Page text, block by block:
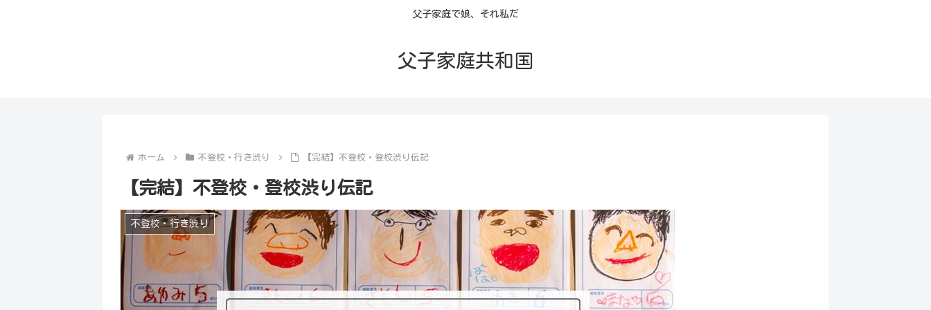
父子家庭で娘、それ私だ
父子家庭共和国
ホーム 不登校・行き渋り 【完結】不登校・登校渋り伝記
【完結】不登校・登校渋り伝記
不登校・行き渋り